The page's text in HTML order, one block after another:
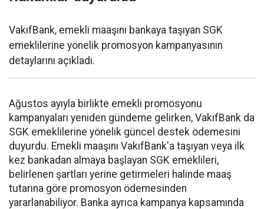
VakıfBank, emekli maaşını bankaya taşıyan SGK
emeklilerine yönelik promosyon kampanyasının
detaylarını açıkladı.
Ağustos ayıyla birlikte emekli promosyonu
kampanyaları yeniden gündeme gelirken, VakıfBank da
SGK emeklilerine yönelik güncel destek ödemesini
duyurdu. Emekli maaşını VakıfBank'a taşıyan veya ilk
kez bankadan almaya başlayan SGK emeklileri,
belirlenen şartları yerine getirmeleri halinde maaş
tutarına göre promosyon ödemesinden
yararlanabiliyor. Banka ayrıca kampanya kapsamında